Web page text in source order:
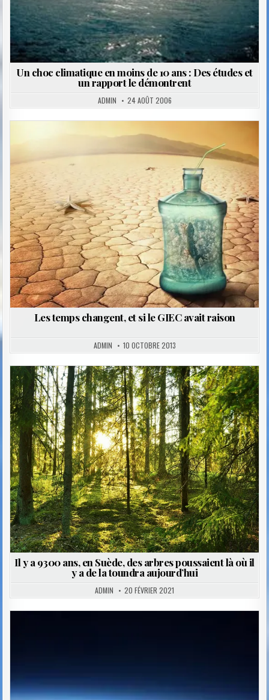
Un choc climatique en moins de 10 ans : Des études et
un rapport le démontrent
ADMIN 24 AOÛT 2006
Les temps changent, et si le GIEC avait raison
ADMIN 10 OCTOBRE 2013
Posted
in
Il y a 9300 ans, en Suède, des arbres poussaient là où il
y a de la toundra aujourd’hui
ADMIN 20 FÉVRIER 2021